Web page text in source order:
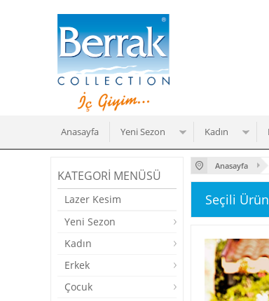
Anasayfa Yeni Sezon Kadın
KATEGORI MENÜSÜ
Lazer Kesim
Yeni Sezon
Kadın
Erkek
Çocuk
Anasayfa
Seçili